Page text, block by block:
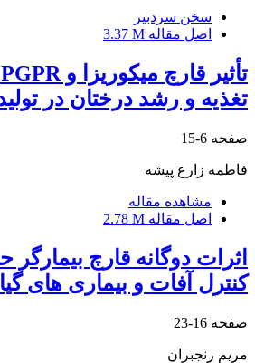
سخن سردبیر
اصل مقاله 3.37 M
تغذیه و رشد درختان در
صفحه 6-15
فاطمه زارع پیشه
مشاهده مقاله
اصل مقاله 2.78 M
اثرات دوگانه قارچ
کنترل آفات و بیماری های
صفحه 16-23
مریم رنجبران